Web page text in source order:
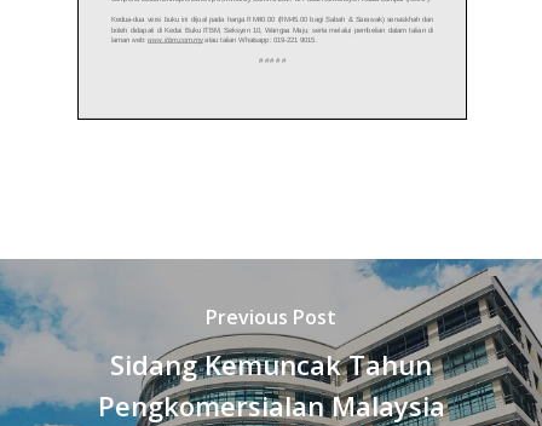
Previous Post
Sidang Kemuncak Tahun
Pengkomersialan Malaysia